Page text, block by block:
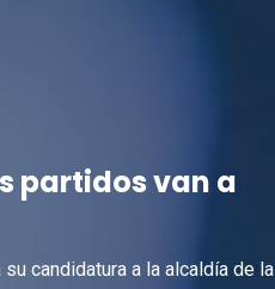
partidos van a
candidatura a la alcaldía de la